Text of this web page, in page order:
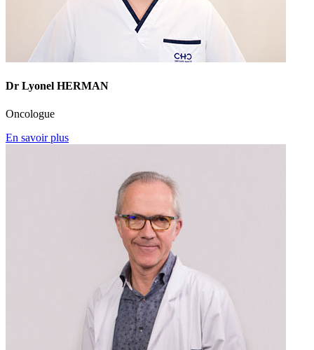
Dr Lyonel HERMAN
Oncologue
En savoir plus